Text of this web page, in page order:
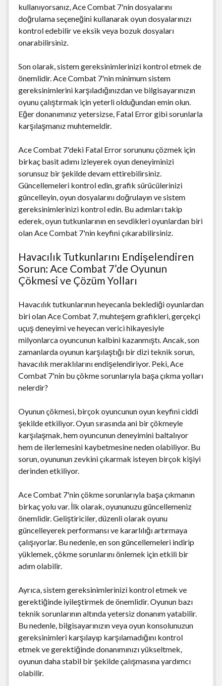
kullanıyorsanız, Ace Combat 7'nin dosyalarını
doğrulama seçeneğini kullanarak oyun dosyalarınızı
kontrol edebilir ve eksik veya bozuk dosyaları
onarabilirsiniz.
Son olarak, sistem gereksinimlerinizi kontrol etmek de
önemlidir. Ace Combat 7'nin minimum sistem
gereksinimlerini karşıladığınızdan ve bilgisayarınızın
oyunu çalıştırmak için yeterli olduğundan emin olun.
Eğer donanımınız yetersizse, Fatal Error gibi sorunlarla
karşılaşmanız muhtemeldir.
Ace Combat 7'deki Fatal Error sorununu çözmek için
birkaç basit adımı izleyerek oyun deneyiminizi
sorunsuz bir şekilde devam ettirebilirsiniz.
Güncellemeleri kontrol edin, grafik sürücülerinizi
güncelleyin, oyun dosyalarını doğrulayın ve sistem
gereksinimlerinizi kontrol edin. Bu adımları takip
ederek, oyun tutkunlarının en sevdikleri oyunlardan biri
olan Ace Combat 7'nin keyfini çıkarabilirsiniz.
Havacılık Tutkunlarını Endişelendiren
Sorun: Ace Combat 7’de Oyunun
Çökmesi ve Çözüm Yolları
Havacılık tutkunlarının heyecanla beklediği oyunlardan
biri olan Ace Combat 7, muhteşem grafikleri, gerçekçi
uçuş deneyimi ve heyecan verici hikayesiyle
milyonlarca oyuncunun kalbini kazanmıştı. Ancak, son
zamanlarda oyunun karşılaştığı bir dizi teknik sorun,
havacılık meraklılarını endişelendiriyor. Peki, Ace
Combat 7'nin bu çökme sorunlarıyla başa çıkma yolları
nelerdir?
Oyunun çökmesi, birçok oyuncunun oyun keyfini ciddi
şekilde etkiliyor. Oyun sırasında ani bir çökmeyle
karşılaşmak, hem oyuncunun deneyimini baltalıyor
hem de ilerlemesini kaybetmesine neden olabiliyor. Bu
sorun, oyununun zevkini çıkarmak isteyen birçok kişiyi
derinden etkiliyor.
Ace Combat 7'nin çökme sorunlarıyla başa çıkmanın
birkaç yolu var. İlk olarak, oyununuzu güncellemeniz
önemlidir. Geliştiriciler, düzenli olarak oyunu
güncelleyerek performansı ve kararlılığı artırmaya
çalışıyorlar. Bu nedenle, en son güncellemeleri indirip
yüklemek, çökme sorunlarını önlemek için etkili bir
adım olabilir.
Ayrıca, sistem gereksinimlerinizi kontrol etmek ve
gerektiğinde iyileştirmek de önemlidir. Oyunun bazı
teknik sorunlarının altında yetersiz donanım yatabilir.
Bu nedenle, bilgisayarınızın veya oyun konsolunuzun
gereksinimleri karşılayıp karşılamadığını kontrol
etmek ve gerektiğinde donanımınızı yükseltmek,
oyunun daha stabil bir şekilde çalışmasına yardımcı
olabilir.